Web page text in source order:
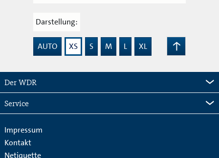
Darstellung:
AUTO XS S M L
XL
Zum
Der WDR
Service
Impressum
Kontakt
Netiquette